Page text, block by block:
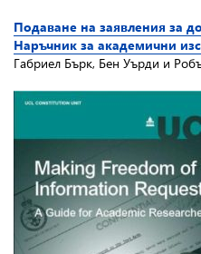
Подаване на заявления за
Наръчник за академични
Габриел Бърк, Бен Уърди и